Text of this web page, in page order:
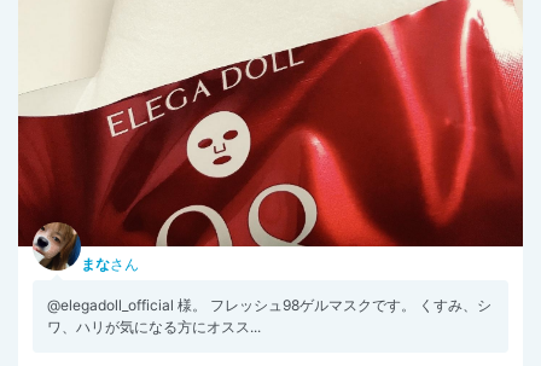
まなさん
@elegadoll_official 様。 フレッシュ98ゲルマスクです。 くすみ、シ
ワ、ハリが気になる方にオスス...